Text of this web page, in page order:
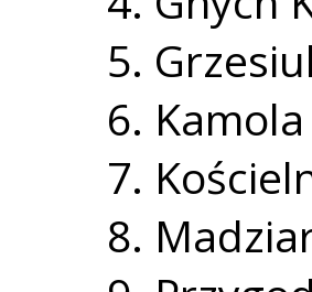
5.
6.
7.
8.